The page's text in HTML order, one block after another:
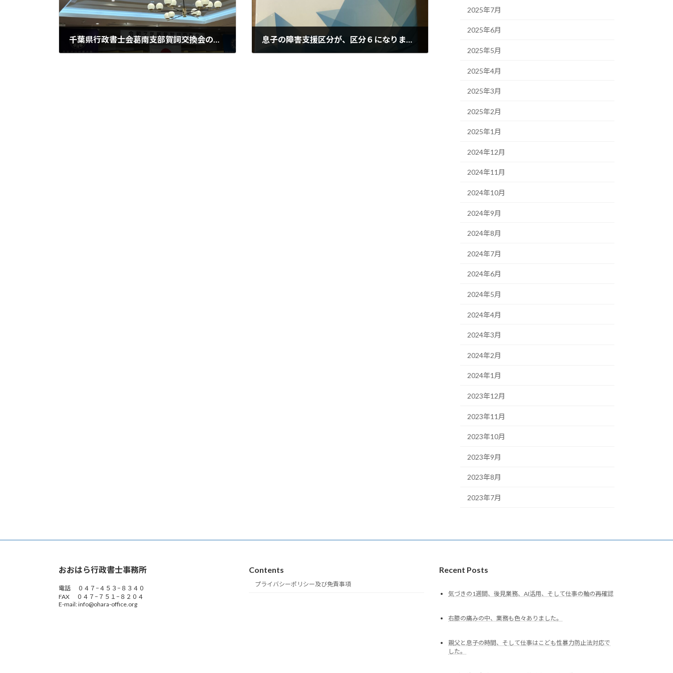
千葉県行政書士会葛南支部賀詞交換会の後は、喜寿のお祝い 息子の障害支援区分が、区分６になりました。
2025年7月
2025年6月
2025年5月
2025年4月
2025年3月
2025年2月
2025年1月
2024年12月
2024年11月
2024年10月
2024年9月
2024年8月
2024年7月
2024年6月
2024年5月
2024年4月
2024年3月
2024年2月
2024年1月
2023年12月
2023年11月
2023年10月
2023年9月
2023年8月
2023年7月
おおはら行政書士事務所
電話 ０４７−４５３−８３４０
FAX ０４７−７５１−８２０４
E-mail: info@ohara-office.org
Contents
プライバシーポリシー及び免責事項
Recent Posts
気づきの1週間、後見業務、AI活用、そして仕事の軸の再確認
右膝の痛みの中、業務も色々ありました。
親父と息子の時間、そして仕事はこども性暴力防止法対応で
した。